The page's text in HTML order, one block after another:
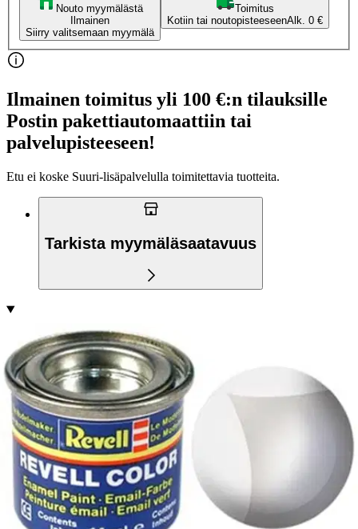
Nouto myymälästä
Ilmainen
Siirry valitsemaan myymälä
Toimitus
Kotiin tai noutopisteeseenAlk. 0 €
Ilmainen toimitus yli 100 €:n tilauksille
Postin pakettiautomaattiin tai
palvelupisteeseen!
Etu ei koske Suuri‑lisäpalvelulla toimitettavia tuotteita.
Tarkista myymäläsaatavuus
Tuotekuvaus
Emalimaali pienoismallien maalaamista varten. Purkin tilavuus 14
ml.
VAROITUS! Käytettävä ainoastaan aikuisen tarkassa valvonnassa.
VAROITUS! Varo avotulta!
Ominaisuudet